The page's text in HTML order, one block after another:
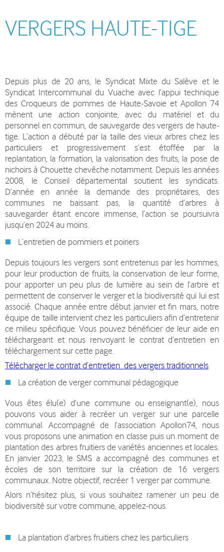
VERGERS HAUTE-TIGE
Depuis plus de 20 ans, le Syndicat Mixte du Salève et le
Syndicat Intercommunal du Vuache avec l’appui technique
des Croqueurs de pommes de Haute-Savoie et Apollon 74
mènent une action conjointe, avec du matériel et du
personnel en commun, de sauvegarde des vergers de haute-
tige. L’action a débuté par la taille des vieux arbres chez les
particuliers et progressivement s’est étoffée par la
replantation, la formation, la valorisation des fruits, la pose de
nichoirs à Chouette chevêche notamment. Depuis les années
2008, le Conseil départemental soutient les syndicats.
D’année en année la demande des propriétaires, des
communes ne baissant pas, la quantité d’arbres à
sauvegarder étant encore immense, l’action se poursuivra
jusqu’en 2024 au moins.
L’entretien de pommiers et poiriers
Depuis toujours les vergers sont entretenus par les hommes,
pour leur production de fruits, la conservation de leur forme,
pour apporter un peu plus de lumière au sein de l’arbre et
permettent de conserver le verger et la biodiversité qui lui est
associé. Chaque année entre début janvier et fin mars, notre
équipe de taille intervient chez les particuliers afin d’entretenir
ce milieu spécifique. Vous pouvez bénéficier de leur aide en
téléchargeant et nous renvoyant le contrat d’entretien en
téléchargement sur cette page.
Télécharger le contrat d’entretien des vergers traditionnels
La création de verger communal pédagogique
Vous êtes élu(e) d’une commune ou enseignant(e), nous
pouvons vous aider à recréer un verger sur une parcelle
communal. Accompagné de l’association Apollon74, nous
vous proposons une animation en classe puis un moment de
plantation des arbres fruitiers de variétés anciennes et locales.
En janvier 2023, le SMS a accompagné des communes et
écoles de son territoire sur la création de 16 vergers
communaux. Notre objectif, recréer 1 verger par commune.
Alors n’hésitez plus, si vous souhaitez ramener un peu de
biodiversité sur votre commune, appelez-nous.
La plantation d’arbres fruitiers chez les particuliers